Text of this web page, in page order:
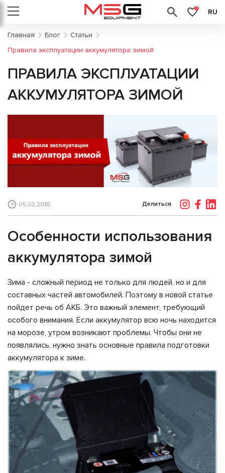
0 RU
Главная Блог
Статьи
Правила эксплуатации аккумулятора зимой
ПРАВИЛА ЭКСПЛУАТАЦИИ
АККУМУЛЯТОРА ЗИМОЙ
05.02.2018 Делиться
Особенности использования
аккумулятора зимой
Зима - сложный период не только для людей, но и для
составных частей автомобилей. Поэтому в новой статье
пойдет речь об АКБ. Это важный элемент, требующий
особого внимания. Если аккумулятор всю ночь находится
на морозе, утром возникают проблемы. Чтобы они не
появлялись, нужно знать основные правила подготовки
аккумулятора к зиме.